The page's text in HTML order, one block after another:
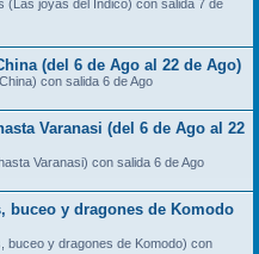
(Las joyas del Indico) con salida 7 de
(del 6 de Ago al 22 de Ago)
con salida 6 de Ago
Varanasi (del 6 de Ago al 22
Varanasi) con salida 6 de Ago
buceo y dragones de Komodo
buceo y dragones de Komodo) con